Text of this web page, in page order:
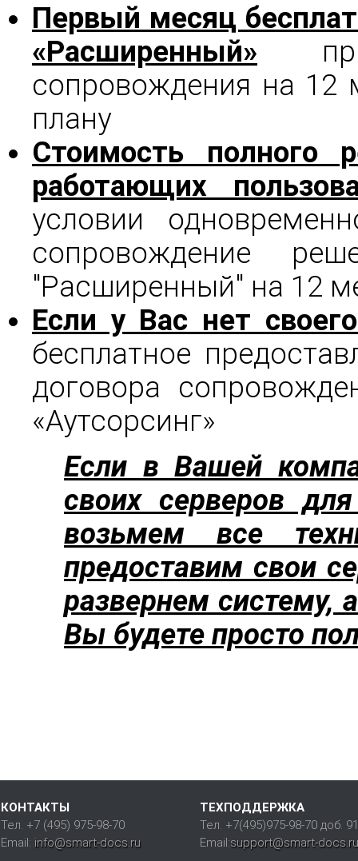
5
Первый месяц
«Расширенный» при
сопровождения на 12
плану
Стоимость полного
работающих
условии
сопровождение
"Расширенный" на 12
Если у Вас нет
бесплатное
договора
«Аутсорсинг»
Если в Вашей
своих серверов
возьмем все
предоставим свои
развернем систему,
Вы будете просто
КОНТАКТЫ
Тел. +7 (495) 975-98-70
Email: info@smart-docs.ru
ТЕХПОДДЕРЖКА
Тел. +7(495)975-98-70 доб.
Email:support@smart-docs.ru